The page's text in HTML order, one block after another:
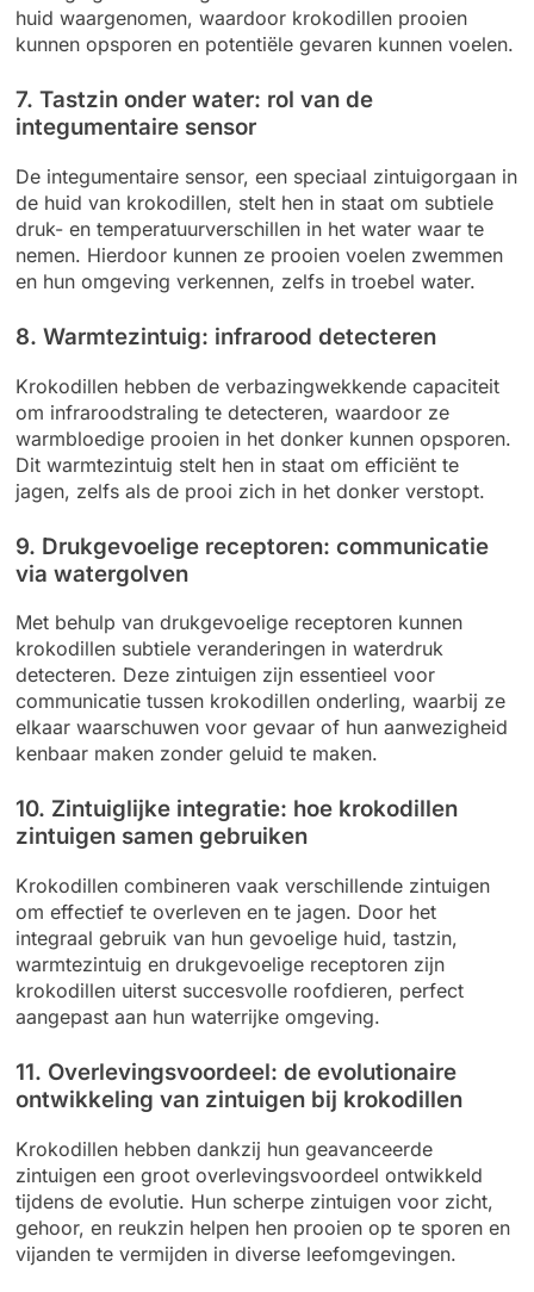
huid waargenomen, waardoor krokodillen prooien
kunnen opsporen en potentiële gevaren kunnen voelen.
7. Tastzin onder water: rol van de
integumentaire sensor
De integumentaire sensor, een speciaal zintuigorgaan in
de huid van krokodillen, stelt hen in staat om subtiele
druk- en temperatuurverschillen in het water waar te
nemen. Hierdoor kunnen ze prooien voelen zwemmen
en hun omgeving verkennen, zelfs in troebel water.
8. Warmtezintuig: infrarood detecteren
Krokodillen hebben de verbazingwekkende capaciteit
om infraroodstraling te detecteren, waardoor ze
warmbloedige prooien in het donker kunnen opsporen.
Dit warmtezintuig stelt hen in staat om efficiënt te
jagen, zelfs als de prooi zich in het donker verstopt.
9. Drukgevoelige receptoren: communicatie
via watergolven
Met behulp van drukgevoelige receptoren kunnen
krokodillen subtiele veranderingen in waterdruk
detecteren. Deze zintuigen zijn essentieel voor
communicatie tussen krokodillen onderling, waarbij ze
elkaar waarschuwen voor gevaar of hun aanwezigheid
kenbaar maken zonder geluid te maken.
10. Zintuiglijke integratie: hoe krokodillen
zintuigen samen gebruiken
Krokodillen combineren vaak verschillende zintuigen
om effectief te overleven en te jagen. Door het
integraal gebruik van hun gevoelige huid, tastzin,
warmtezintuig en drukgevoelige receptoren zijn
krokodillen uiterst succesvolle roofdieren, perfect
aangepast aan hun waterrijke omgeving.
11. Overlevingsvoordeel: de evolutionaire
ontwikkeling van zintuigen bij krokodillen
Krokodillen hebben dankzij hun geavanceerde
zintuigen een groot overlevingsvoordeel ontwikkeld
tijdens de evolutie. Hun scherpe zintuigen voor zicht,
gehoor, en reukzin helpen hen prooien op te sporen en
vijanden te vermijden in diverse leefomgevingen.